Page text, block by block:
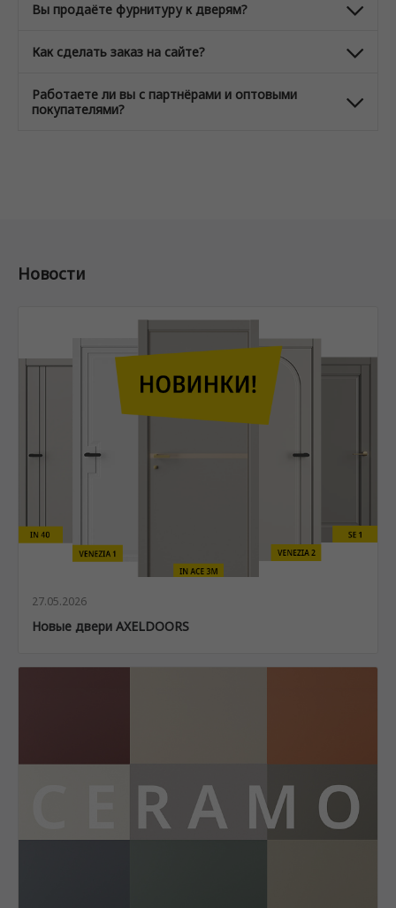
Вы продаёте фурнитуру к дверям?
Как сделать заказ на сайте?
Работаете ли вы с партнёрами и оптовыми
покупателями?
Новости
27.05.2026
Новые двери AXELDOORS